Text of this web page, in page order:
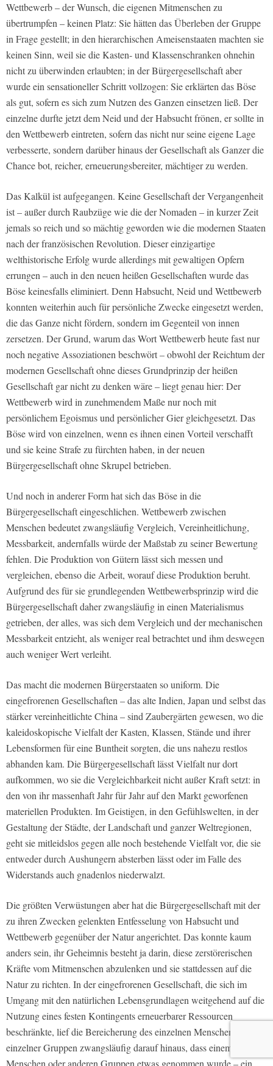
Wettbewerb – der Wunsch, die eigenen Mitmenschen zu
übertrumpfen – keinen Platz: Sie hätten das Überleben der Gruppe
in Frage gestellt; in den hierarchischen Ameisenstaaten machten sie
keinen Sinn, weil sie die Kasten- und Klassenschranken ohnehin
nicht zu überwinden erlaubten; in der Bürgergesellschaft aber
wurde ein sensationeller Schritt vollzogen: Sie erklärten das Böse
als gut, sofern es sich zum Nutzen des Ganzen einsetzen ließ. Der
einzelne durfte jetzt dem Neid und der Habsucht frönen, er sollte in
den Wettbewerb eintreten, sofern das nicht nur seine eigene Lage
verbesserte, sondern darüber hinaus der Gesellschaft als Ganzer die
Chance bot, reicher, erneuerungsbereiter, mächtiger zu werden.
Das Kalkül ist aufgegangen. Keine Gesellschaft der Vergangenheit
ist –außer durch Raubzüge wie die der Nomaden– in kurzer Zeit
jemals so reich und so mächtig geworden wie die modernen Staaten
nach der französischen Revolution. Dieser einzigartige
welthistorische Erfolg wurde allerdings mit gewaltigen Opfern
errungen – auch in den neuen heißen Gesellschaften wurde das
Böse keinesfalls eliminiert. Denn Habsucht, Neid und Wettbewerb
konnten weiterhin auch für persönliche Zwecke eingesetzt werden,
die das Ganze nicht fördern, sondern im Gegenteil von innen
zersetzen. Der Grund, warum das Wort Wettbewerb heute fast nur
noch negative Assoziationen beschwört –obwohl der Reichtum der
modernen Gesellschaft ohne dieses Grundprinzip der heißen
Gesellschaft gar nicht zu denken wäre– liegt genau hier: Der
Wettbewerb wird in zunehmendem Maße nur noch mit
persönlichem Egoismus und persönlicher Gier gleichgesetzt. Das
Böse wird von einzelnen, wenn es ihnen einen Vorteil verschafft
und sie keine Strafe zu fürchten haben, in der neuen
Bürgergesellschaft ohne Skrupel betrieben.
Und noch in anderer Form hat sich das Böse in die
Bürgergesellschaft eingeschlichen. Wettbewerb zwischen
Menschen bedeutet zwangsläufig Vergleich, Vereinheitlichung,
Messbarkeit, andernfalls würde der Maßstab zu seiner Bewertung
fehlen. Die Produktion von Gütern lässt sich messen und
vergleichen, ebenso die Arbeit, worauf diese Produktion beruht.
Aufgrund des für sie grundlegenden Wettbewerbsprinzip wird die
Bürgergesellschaft daher zwangsläufig in einen Materialismus
getrieben, der alles, was sich dem Vergleich und der mechanischen
Messbarkeit entzieht, als weniger real betrachtet und ihm deswegen
auch weniger Wert verleiht.
Das macht die modernen Bürgerstaaten so uniform. Die
eingefrorenen Gesellschaften – das alte Indien, Japan und selbst das
stärker vereinheitlichte China – sind Zaubergärten gewesen, wo die
kaleidoskopische Vielfalt der Kasten, Klassen, Stände und ihrer
Lebensformen für eine Buntheit sorgten, die uns nahezu restlos
abhanden kam. Die Bürgergesellschaft lässt Vielfalt nur dort
aufkommen, wo sie die Vergleichbarkeit nicht außer Kraft setzt: in
den von ihr massenhaft Jahr für Jahr auf den Markt geworfenen
materiellen Produkten. Im Geistigen, in den Gefühlswelten, in der
Gestaltung der Städte, der Landschaft und ganzer Weltregionen,
geht sie mitleidslos gegen alle noch bestehende Vielfalt vor, die sie
entweder durch Aushungern absterben lässt oder im Falle des
Widerstands auch gnadenlos niederwalzt.
Die größten Verwüstungen aber hat die Bürgergesellschaft mit der
zu ihren Zwecken gelenkten Entfesselung von Habsucht und
Wettbewerb gegenüber der Natur angerichtet. Das konnte kaum
anders sein, ihr Geheimnis besteht ja darin, diese zerstörerischen
Kräfte vom Mitmenschen abzulenken und sie stattdessen auf die
Natur zu richten. In der eingefrorenen Gesellschaft, die sich im
Umgang mit den natürlichen Lebensgrundlagen weitgehend auf die
Nutzung eines festen Kontingents erneuerbarer Ressourcen
beschränkte, lief die Bereicherung des einzelnen Menschen oder
einzelner Gruppen zwangsläufig darauf hinaus, dass einem anderen
Menschen oder anderen Gruppen etwas genommen wurde – ein